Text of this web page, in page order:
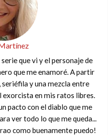
que vi y el personaje de
que me enamoré. A partir
y una mezcla entre
exorcista en mis ratos libres.
pacto con el diablo que me
ver todo lo que me queda...
como buenamente puedo!